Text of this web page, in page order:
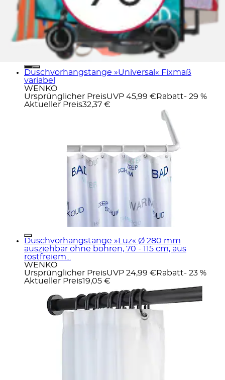
Duschvorhangstange »Universal« Fixmaß
variabel
WENKO
Ursprünglicher PreisUVP 45,99 € Rabatt- 29 %
Aktueller Preis32,37 €
Duschvorhangstange »Luz« Ø 280 mm
ausziehbar ohne bohren, 70 - 115 cm, aus
rostfreiem...
WENKO
Ursprünglicher PreisUVP 24,99 € Rabatt- 23 %
Aktueller Preis19,05 €